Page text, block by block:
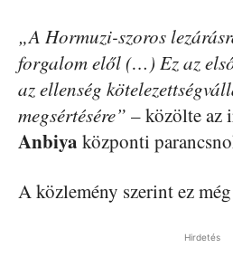
„A Hormuzi-szoros
forgalom elől (…) Ez az
az ellenség
megsértésére” – közölte az
Anbiya központi
A közlemény szerint ez
Hirdetés